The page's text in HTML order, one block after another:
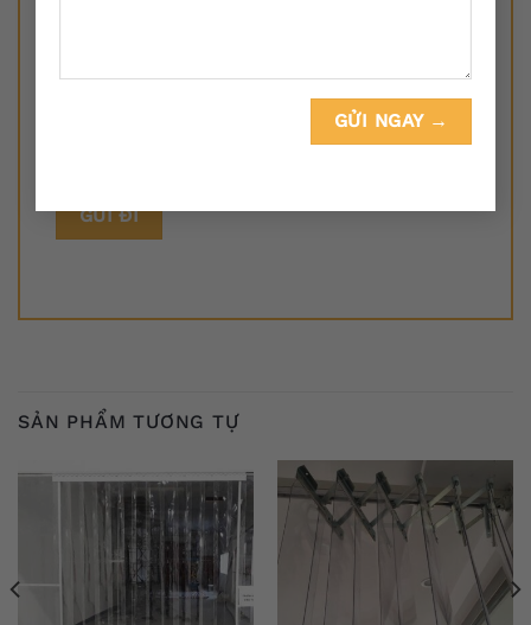
Lưu tên của tôi, email, và trang web trong
SẢN PHẨM TƯƠNG TỰ